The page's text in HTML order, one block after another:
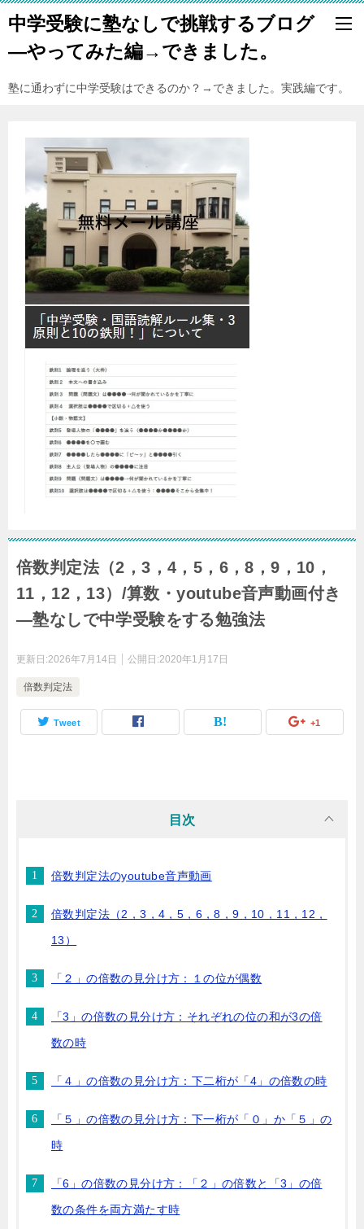
中学受験に塾なしで挑戦するブログ
―やってみた編→できました。
塾に通わずに中学受験はできるのか？→できました。実践編です。
倍数判定法（2，3，4，5，6，8，9，10，
11，12，13）/算数・youtube音声動画付き
―塾なしで中学受験をする勉強法
更新日:2026年7月14日 公開日:2020年1月17日
倍数判定法
Tweet +1
目次
倍数判定法のyoutube音声動画
倍数判定法（2，3，4，5，6，8，9，10，11，12，
13）
「２」の倍数の見分け方：１の位が偶数
「3」の倍数の見分け方：それぞれの位の和が3の倍
数の時
「４」の倍数の見分け方：下二桁が「4」の倍数の時
「５」の倍数の見分け方：下一桁が「０」か「５」の
時
「6」の倍数の見分け方：「２」の倍数と「3」の倍
数の条件を両方満たす時